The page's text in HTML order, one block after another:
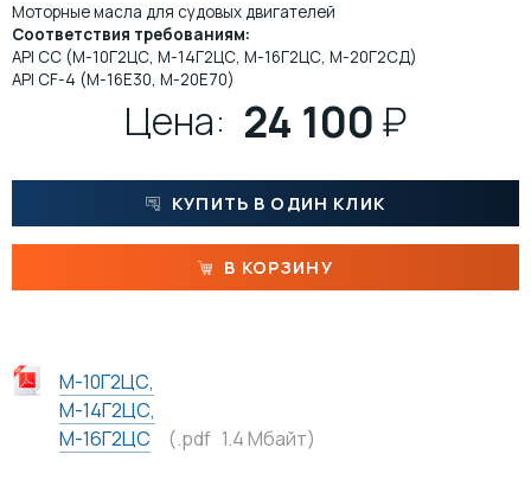
Моторные масла для судовых двигателей
Соответствия требованиям:
API CС (М-10Г2ЦС, М-14Г2ЦС, М-16Г2ЦС, М-20Г2СД)
API CF-4 (М-16Е30, М-20Е70)
Цена: 24 100₽
КУПИТЬ В ОДИН КЛИК
В КОРЗИНУ
М-10Г2ЦС,
М-14Г2ЦС,
М-16Г2ЦС
(.pdf 1.4 Mбайт)
КОМПРЕССОРНОЕ МАСЛО
ТУРБИННЫЕ МАСЛА
СПЕЦИАЛЬНЫЕ МАСЛА
МАСЛА ОБЩЕГО НАЗНАЧЕНИЯ (БАЗОВЫЕ)
КАНАТНЫЕ СМАЗКИ
СИЛИКОНОВЫЕ СМАЗКИ
АНТИФРИКЦИОННЫЕ СМАЗКИ
ОЧИСТИТЕЛИ
МАСЛА